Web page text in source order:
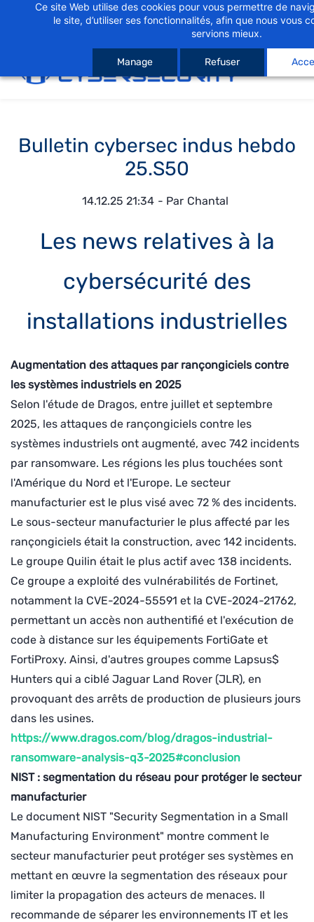
Ce site Web utilise des cookies pour vous permettre de
le site, d’utiliser ses fonctionnalités, afin que nous vous
servions mieux.
Manage Refuser
Bulletin cybersec indus hebdo
25.S50
14.12.25 21:34 - Par Chantal
Les news relatives à la
cybersécurité des
installations industrielles
Augmentation des attaques par rançongiciels contre
les systèmes industriels en 2025
Selon l'étude de Dragos, entre juillet et septembre
2025, les attaques de rançongiciels contre les
systèmes industriels ont augmenté, avec 742 incidents
par ransomware. Les régions les plus touchées sont
l'Amérique du Nord et l'Europe. Le secteur
manufacturier est le plus visé avec 72 % des incidents.
Le sous-secteur manufacturier le plus affecté par les
rançongiciels était la construction, avec 142 incidents.
Le groupe Quilin était le plus actif avec 138 incidents.
Ce groupe a exploité des vulnérabilités de Fortinet,
notamment la CVE-2024-55591 et la CVE-2024-21762,
permettant un accès non authentifié et l'exécution de
code à distance sur les équipements FortiGate et
FortiProxy. Ainsi, d'autres groupes comme Lapsus$
Hunters qui a ciblé Jaguar Land Rover (JLR), en
provoquant des arrêts de production de plusieurs jours
dans les usines.
https://www.dragos.com/blog/dragos-industrial-
ransomware-analysis-q3-2025#conclusion
NIST : segmentation du réseau pour protéger le secteur
manufacturier
Le document NIST "Security Segmentation in a Small
Manufacturing Environment" montre comment le
secteur manufacturier peut protéger ses systèmes en
mettant en œuvre la segmentation des réseaux pour
limiter la propagation des acteurs de menaces. Il
recommande de séparer les environnements IT et les